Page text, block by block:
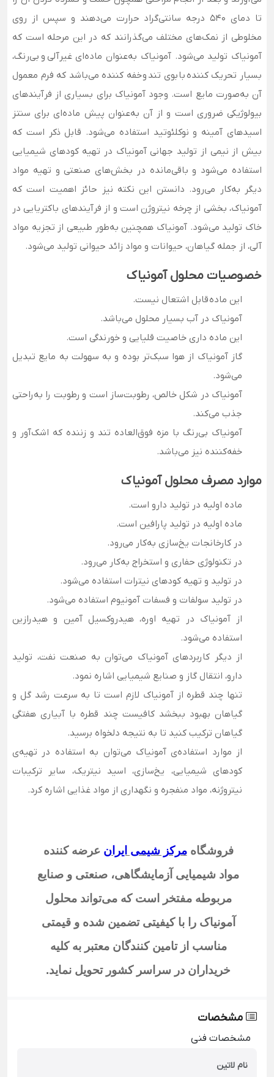
تا دمای 540 درجه سانتی‌گراد حرارت می‌دهند و سپس از روی
مخلوطی از نمک‌های مختلف می‌گذرانند که در این مرحله است که
آمونیاک تولید می‌شود. آمونیاک به‌عنوان ماده‌ای غیرآلی و بی‌رنگ،
بسیار تحریک کننده با بوی تند و خفه کننده می‌باشد که فرم معمول
آن به‌صورت مایع است. وجود آمونیاک برای بسیاری از فرآیندهای
بیولوژیکی ضروری است و از آن به‌عنوان پیش ماده‌ای برای سنتز
اسیدهای آمینه و نوکلئوتید استفاده می‌شود. قابل ذکر است که
بیش از نیمی از تولید جهانی آمونیاک در تهیه کودهای شیمیایی
استفاده می‌شود و باقی‌مانده در بخش‌های صنعتی و تهیه مواد
دیگر به‌کار می‌رود. دانستن این نکته نیز حائز اهمیت است که
آمونیاک، بخشی از چرخه نیتروژن است و از فرآیندهای باکتریایی در
خاک تولید می‌شود. آمونیاک همچنین به‌طور طبیعی از تجزیه مواد
آلی، از جمله گیاهان، حیوانات و مواد زائد حیوانی تولید می‌شود.
خصوصیات محلول آمونیاک
این ماده قابل اشتعال نیست.
آمونیاک در آب بسیار محلول می‌باشد.
این ماده داری خاصیت قلیایی و خورندگی است.
گاز آمونیاک از هوا سبک‌تر بوده و به سهولت به مایع تبدیل
می‌شود.
آمونیاک در شکل خالص، رطوبت‌ساز است و رطوبت را به‌راحتی
جذب می‌کند.
آمونیاک بی‌رنگ با مزه فوق‌العاده تند و زننده که اشک‌آور و
خفه‌کننده نیز می‌باشد.
موارد مصرف محلول آمونیاک
ماده اولیه در تولید دارو است.
ماده اولیه در تولید پارافین است.
در کارخانجات یخ‌سازی به‌کار می‌رود.
در تکنولوژی حفاری و استخراج به‌کار می‌رود.
در تولید و تهیه کودهای نیترات استفاده می‌شود.
در تولید سولفات و فسفات آمونیوم استفاده می‌شود.
از آمونیاک در تهیه اوره، هیدروکسیل آمین و هیدرازین
استفاده می‌شود.
از دیگر کاربردهای آمونیاک می‌توان به صنعت نفت، تولید
دارو، انتقال گاز و صنایع شیمیایی اشاره نمود.
تنها چند قطره از آمونیاک لازم است تا به سرعت رشد گل و
گیاهان بهبود ببخشد کافیست چند قطره با آبیاری هفتگی
گیاهان ترکیب کنید تا به نتیجه دلخواه برسید.
از موارد استفاده‌ی آمونیاک می‌توان به‌ استفاده در تهیه‌ی
کودهای شیمیایی، یخ‌سازی، اسید نیتریک، سایر ترکیبات
نیتروژنه، مواد منفجره و نگهداری از مواد غذایی اشاره کرد.
فروشگاهمرکز شیمی ایران عرضه کننده
مواد شیمیایی آزمایشگاهی، صنعتی و صنایع
مربوطه مفتخر است که می‌تواند محلول
آمونیاک را با کیفیتی تضمین شده و قیمتی
مناسب از تامین کنندگان معتبر به کلیه
خریداران در سراسر کشور تحویل نماید.
مشخصات
مشخصات فنی
نام لاتین